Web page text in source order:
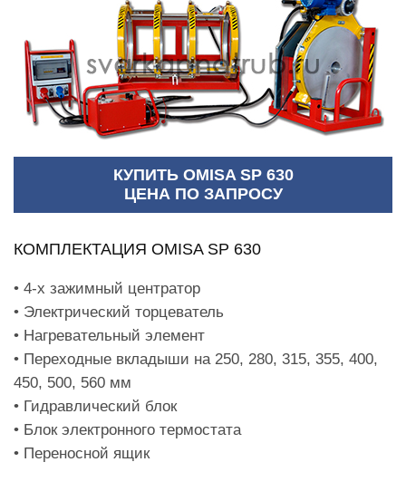
КУПИТЬ OMISA SP 630
ЦЕНА ПО ЗАПРОСУ
КОМПЛЕКТАЦИЯ OMISA SP 630
• 4-х зажимный центратор
• Электрический торцеватель
• Нагревательный элемент
• Переходные вкладыши на 250, 280, 315, 355, 400,
450, 500, 560 мм
• Гидравлический блок
• Блок электронного термостата
• Переносной ящик